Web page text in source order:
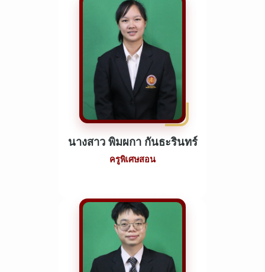
นางสาว พิมผกา กันธะรินทร์
ครูพิเศษสอน